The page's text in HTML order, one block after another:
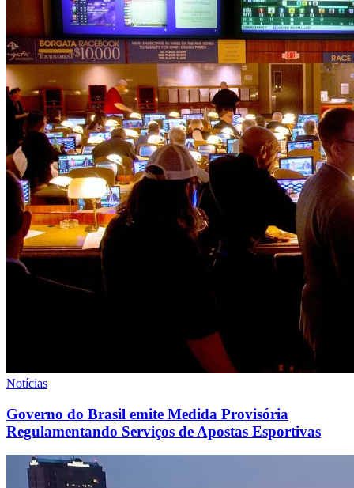
Notícias
Governo do Brasil emite Medida Provisória
Regulamentando Serviços de Apostas Esportivas